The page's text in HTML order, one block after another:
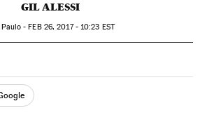
GIL ALESSI
Paulo -FEB26, 2017 - 10:23 EST
en TwitterRedes Sociales